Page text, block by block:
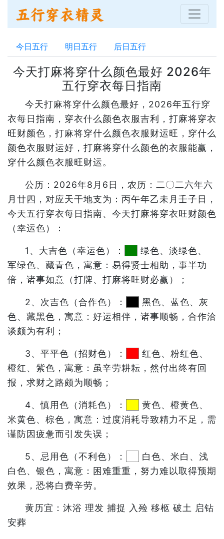
今日五行 明日五行 后日五行
今天打麻将穿什么颜色最好 2026年
五行穿衣每日指南
今天打麻将穿什么颜色最好，2026年五行穿
衣每日指南，穿衣什么颜色衣服吉利，打麻将穿衣
旺财颜色，打麻将穿什么颜色衣服财运旺，穿什么
颜色衣服财运好，打麻将穿什么颜色的衣服能赢，
穿什么颜色衣服旺财运。
公历：2026年8月6日，农历：二〇二六年六
月廿四，对应天干地支为：丙午年乙未月壬子日，
今天五行穿衣每日指南、今天打麻将穿衣旺财颜色
（幸运色）：
1、大吉色（幸运色）：
绿色、淡绿色、
军绿色、藏青色，寓意：易得贤士相助，事半功
倍，诸事如意（打牌、打麻将旺财必赢）；
2、次吉色（合作色）：
黑色、蓝色、灰
色、藏黑色，寓意：好运相伴，诸事顺畅，合作洽
谈颇为有利；
3、平平色（招财色）：
红色、粉红色、
橙红、紫色，寓意：虽辛劳耕耘，然付出终有回
报，求财之路颇为顺畅；
4、慎用色（消耗色）：
黄色、橙黄色、
米黄色、棕色，寓意：过度消耗导致精力不足，需
谨防因疲惫而引发失误；
5、忌用色（不利色）：
白色、米白、浅
白色、银色，寓意：困难重重，努力难以取得预期
效果，恐将白费辛劳。
黄历宜：沐浴 理发 捕捉 入殓 移柩 破土 启钻
安葬